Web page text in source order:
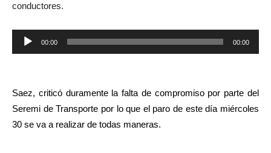
conductores.
Reproductor
de
00:00 00:00
Saez, criticó duramente la falta de compromiso por parte del
Seremi de Transporte por lo que el paro de este día miércoles
30 se va a realizar de todas maneras.